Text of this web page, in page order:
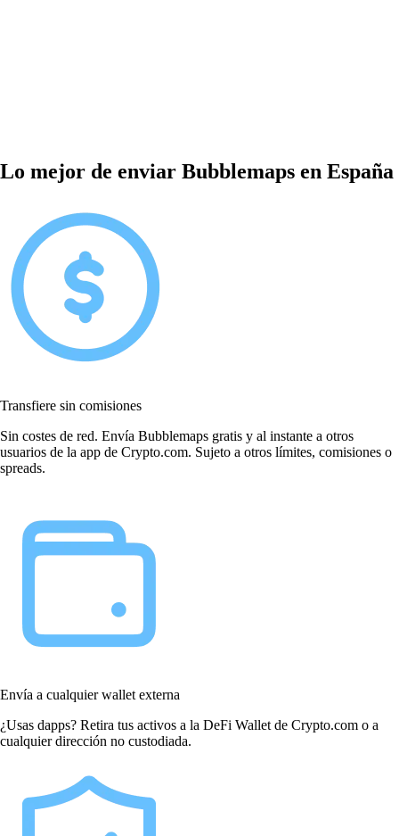
Lo mejor de enviar Bubblemaps en España
Transfiere sin comisiones
Sin costes de red. Envía Bubblemaps gratis y al instante a otros
usuarios de la app de Crypto.com. Sujeto a otros límites, comisiones o
spreads.
Envía a cualquier wallet externa
¿Usas dapps? Retira tus activos a la DeFi Wallet de Crypto.com o a
cualquier dirección no custodiada.